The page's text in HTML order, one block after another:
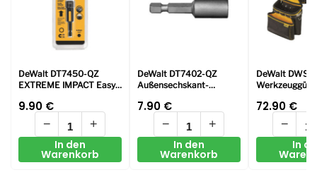
DeWalt DT7450-QZ
EXTREME IMPACT Easy
x 75mm
9.90 €
−
+
In den
Warenkorb
DeWalt DT7402-QZ
Außensechskant-
Länge / Größe 8 (Form E
7.90 €
−
+
In den
Warenkorb
DeWalt
72.90 €
−
In